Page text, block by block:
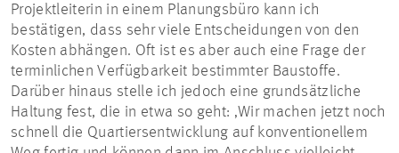
Projektleiterin in einem Planungsbüro kann ich
bestätigen, dass sehr viele Entscheidungen von den
Kosten abhängen. Oft ist es aber auch eine Frage der
terminlichen Verfügbarkeit bestimmter Baustoffe.
Darüber hinaus stelle ich jedoch eine grundsätzliche
Haltung fest, die in etwa so geht: ‚Wir machen jetzt noch
schnell die Quartiersentwicklung auf konventionellem